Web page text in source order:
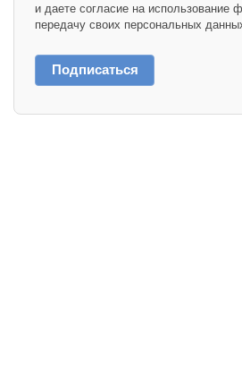
и даете согласие на использование
передачу своих персональных
Подписаться